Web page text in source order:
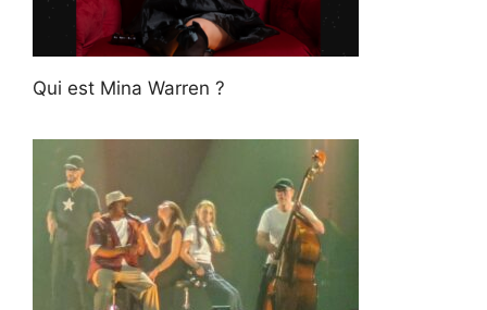
Qui est Mina Warren ?